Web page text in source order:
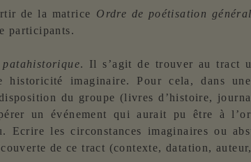
de la matrice  Ordre de poétisation
participants.
patahistorique. Il s’agit de trouver au tract
historicité imaginaire. Pour cela, dans
du groupe (livres d’histoire,
un événement qui aurait pu être à
Ecrire les circonstances imaginaires ou
de ce tract (contexte, datation,